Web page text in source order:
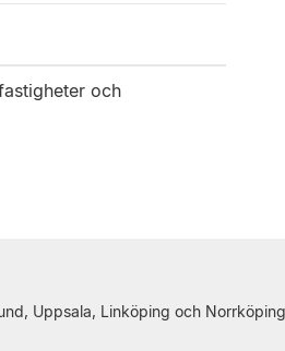
och
Uppsala, Linköping och